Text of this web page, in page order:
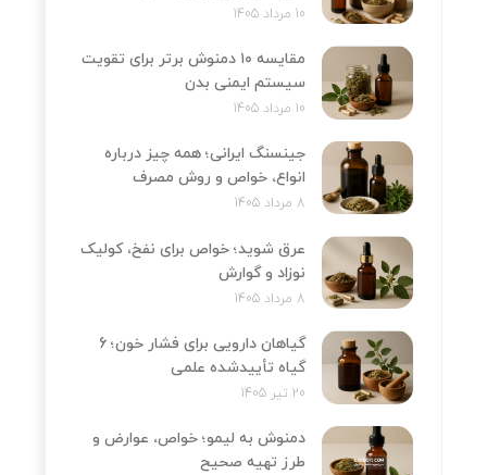
10 مرداد 1405
مقایسه ۱۰ دمنوش برتر برای تقویت
سیستم ایمنی بدن
10 مرداد 1405
جینسنگ ایرانی؛ همه چیز درباره
انواع، خواص و روش مصرف
8 مرداد 1405
عرق شوید؛ خواص برای نفخ، کولیک
نوزاد و گوارش
8 مرداد 1405
گیاهان دارویی برای فشار خون؛ 6
گیاه تأییدشده علمی
20 تیر 1405
دمنوش به لیمو؛ خواص، عوارض و
طرز تهیه صحیح